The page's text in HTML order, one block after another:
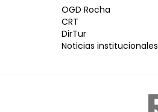
OGD Rocha
CRT
DirTur
Noticias institucionales